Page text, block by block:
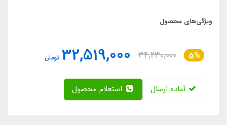
ویژگی‌های محصول
5%
34,230,000
32,519,000 تومان
آماده ارسال